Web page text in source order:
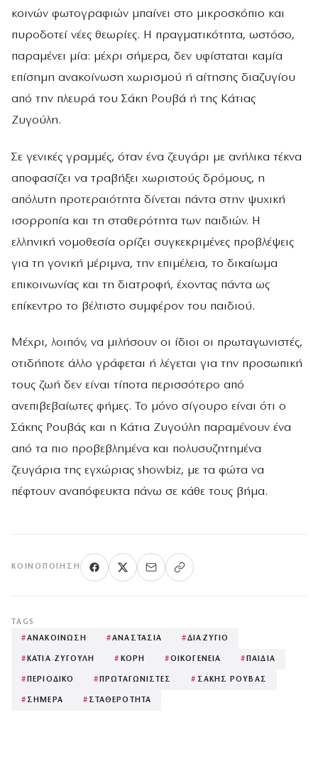
κοινών φωτογραφιών μπαίνει στο μικροσκόπιο και
πυροδοτεί νέες θεωρίες. Η πραγματικότητα, ωστόσο,
παραμένει μία: μέχρι σήμερα, δεν υφίσταται καμία
επίσημη ανακοίνωση χωρισμού ή αίτησης διαζυγίου
από την πλευρά του Σάκη Ρουβά ή της Κάτιας
Ζυγούλη.
Σε γενικές γραμμές, όταν ένα ζευγάρι με ανήλικα τέκνα
αποφασίζει να τραβήξει χωριστούς δρόμους, η
απόλυτη προτεραιότητα δίνεται πάντα στην ψυχική
ισορροπία και τη σταθερότητα των παιδιών. Η
ελληνική νομοθεσία ορίζει συγκεκριμένες προβλέψεις
για τη γονική μέριμνα, την επιμέλεια, το δικαίωμα
επικοινωνίας και τη διατροφή, έχοντας πάντα ως
επίκεντρο το βέλτιστο συμφέρον του παιδιού.
Μέχρι, λοιπόν, να μιλήσουν οι ίδιοι οι πρωταγωνιστές,
οτιδήποτε άλλο γράφεται ή λέγεται για την προσωπική
τους ζωή δεν είναι τίποτα περισσότερο από
ανεπιβεβαίωτες φήμες. Το μόνο σίγουρο είναι ότι ο
Σάκης Ρουβάς και η Κάτια Ζυγούλη παραμένουν ένα
από τα πιο προβεβλημένα και πολυσυζητημένα
ζευγάρια της εγχώριας showbiz, με τα φώτα να
πέφτουν αναπόφευκτα πάνω σε κάθε τους βήμα.
ΚΟΙΝΟΠΟΊΗΣΗ
TAGS
#ΑΝΑΚΟΙΝΩΣΗ #ΑΝΑΣΤΑΣΙΑ #ΔΙΑΖΥΓΙΟ
# ΚΑΤΙΑ ΖΥΓΟΥΛΗ # ΚΟΡΗ #ΟΙΚΟΓΕΝΕΙΑ # ΠΑΙΔΙΑ
# ΠΕΡΙΟΔΙΚΟ # ΠΡΩΤΑΓΩΝΙΣΤΕΣ # ΣΑΚΗΣ ΡΟΥΒΑΣ
# ΣΗΜΕΡΑ # ΣΤΑΘΕΡΟΤΗΤΑ